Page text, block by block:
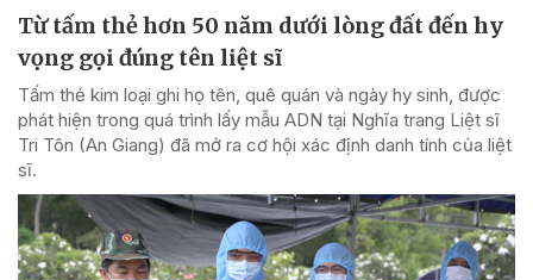
Từ tấm thẻ hơn 50 năm dưới lòng đất đến hy
vọng gọi đúng tên liệt sĩ
Tấm thẻ kim loại ghi họ tên, quê quán và ngày hy sinh, được
phát hiện trong quá trình lấy mẫu ADN tại Nghĩa trang Liệt sĩ
Tri Tôn (An Giang) đã mở ra cơ hội xác định danh tính của liệt
sĩ.